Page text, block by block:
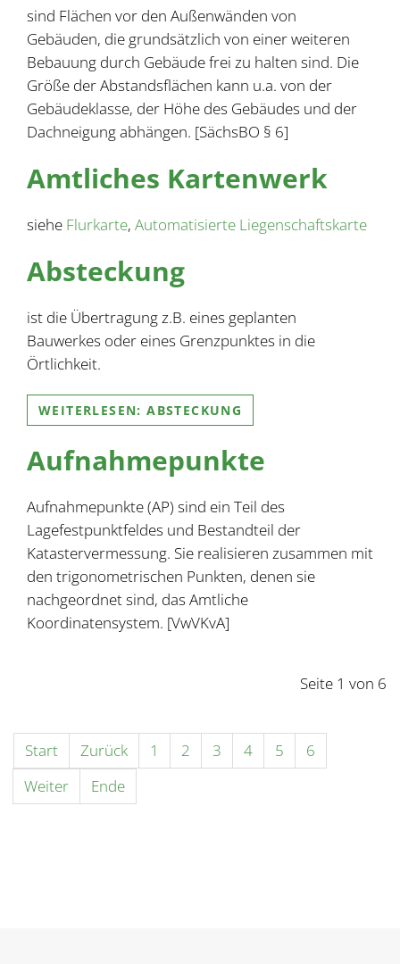
sind Flächen vor den Außenwänden von
Gebäuden, die grundsätzlich von einer weiteren
Bebauung durch Gebäude frei zu halten sind. Die
Größe der Abstandsflächen kann u.a. von der
Gebäudeklasse, der Höhe des Gebäudes und der
Dachneigung abhängen. [SächsBO § 6]
Amtliches Kartenwerk
siehe Flurkarte, Automatisierte Liegenschaftskarte
Absteckung
ist die Übertragung z.B. eines geplanten
Bauwerkes oder eines Grenzpunktes in die
Örtlichkeit.
WEITERLESEN: ABSTECKUNG
Aufnahmepunkte
Aufnahmepunkte (AP) sind ein Teil des
Lagefestpunktfeldes und Bestandteil der
Katastervermessung. Sie realisieren zusammen mit
den trigonometrischen Punkten, denen sie
nachgeordnet sind, das Amtliche
Koordinatensystem. [VwVKvA]
Seite 1 von 6
Start Zurück 1 2 3 4 5
6
Weiter
Ende